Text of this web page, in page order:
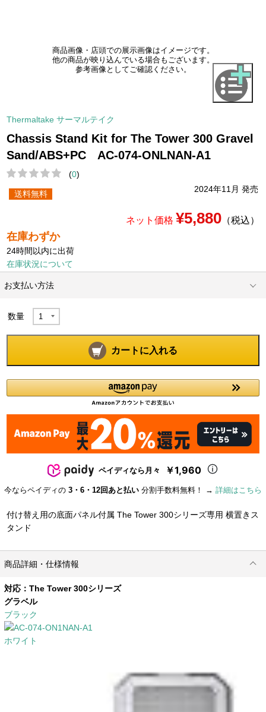
商品画像・店頭での展示画像はイメージです。
他の商品が映り込んでいる場合もございます。
参考画像としてご確認ください。
Thermaltake サーマルテイク
Chassis Stand Kit for The Tower 300 Gravel
Sand/ABS+PC AC-074-ONLNAN-A1
(0)
2024年11月 発売
送料無料
ネット価格 ¥5,880（税込）
在庫わずか
24時間以内に出荷
在庫状況について
お支払い方法
数量
カートに入れる
ペイディなら月々 ￥1,960
今ならペイディの 3・6・12回あと払い 分割手数料無料！ → 詳細はこちら
付け替え用の底面パネル付属 The Tower 300シリーズ専用 横置きス
タンド
商品詳細・仕様情報
対応：The Tower 300シリーズ
グラベル
ブラック
ホワイト